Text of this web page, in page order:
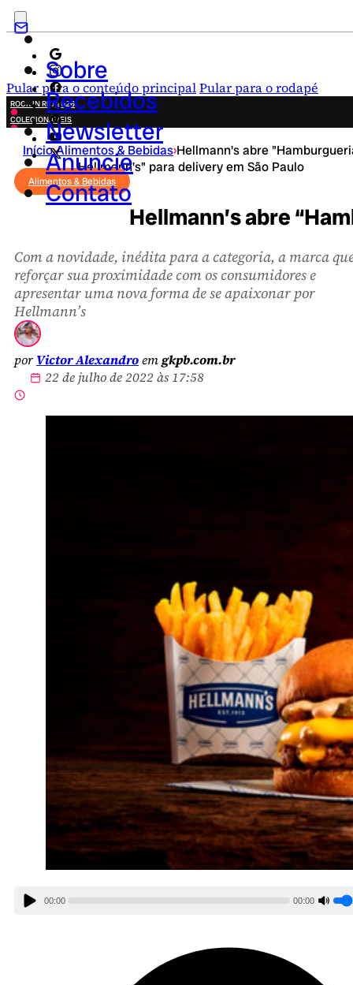
Pular para o conteúdo principalPular para o rodapé
Sobre
Recebidos
Newsletter
Anuncie
Contato
ROCK IN RIO 2026
COLECIONÁVEIS
FESTA JUNINA
NOVIDADES
CAMPANHAS CRIATIVAS
Início›Alimentos & Bebidas›Hellmann's abre
Hellmann's" para delivery em São Paulo
Alimentos & Bebidas
Hellmann’s abre
Com a novidade, inédita para a categoria, a marca
reforçar sua proximidade com os consumidores e
apresentar uma nova forma de se apaixonar por
Hellmann’s
por Victor Alexandroemgkpb.com.br
22 de julho de 2022 às 17:58
00:00 00:00